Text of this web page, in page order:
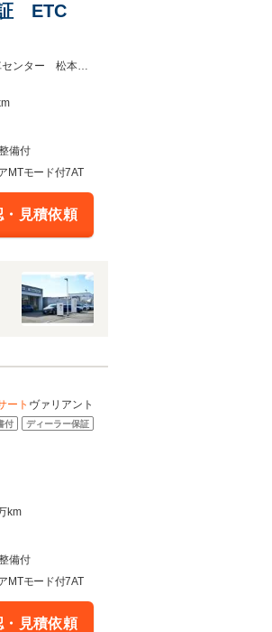
証 ETC
スムーズなご対応が出来ますようご予約を頂いてのご来店をお勧めいたします。Volkswagen博多認定中古車センター 松本・家本(カモト)・大内 TEL092-474-2700
備付
MTモード付7AT
・見積依頼
ート ヴァリアント
付 ディーラー保証
km
備付
MTモード付7AT
・見積依頼